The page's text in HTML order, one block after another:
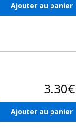
Ajouter au panier
3.30€
Ajouter au panier